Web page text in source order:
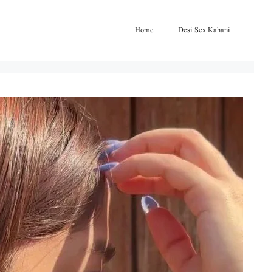
Home Desi Sex Kahani